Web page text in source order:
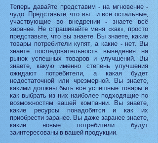
Теперь давайте представим - на мгновение -
чудо. Представьте, что вы - и все остальные,
участвующие во внедрении - знаете всё
заранее. Не спрашивайте меня «как», просто
представьте, что вы знаете. Вы знаете, какие
товары потребители купят, а какие - нет. Вы
знаете последовательность выведения на
рынок успешных товаров и улучшений. Вы
знаете, какую именно степень улучшения
ожидают потребители, а какая будет
недостаточной или чрезмерной. Вы знаете,
какими должны быть все успешные товары и
как выбрать из них наиболее подходящие по
возможностям вашей компании. Вы знаете,
какие ресурсы понадобятся и как их
приобрести заранее. Вы даже заранее знаете,
какие новые потребители будут
заинтересованы в вашей продукции.